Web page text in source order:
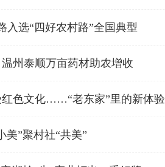
入选“四好农村路”全国典型
州泰顺万亩药材助农增收
红色文化……“老东家”里的新体验
美”聚村社“共美”